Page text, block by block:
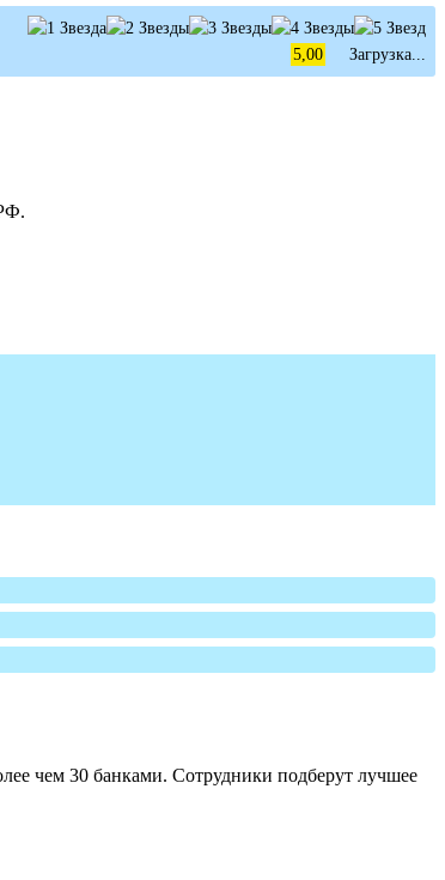
5,00
Загрузка...
чем 30 банками. Сотрудники подберут лучшее